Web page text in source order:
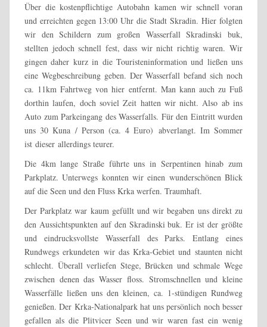
Über die kostenpflichtige Autobahn kamen wir schnell voran
und erreichten gegen 13:00 Uhr die Stadt Skradin. Hier folgten
wir den Schildern zum großen Wasserfall Skradinski buk,
stellten jedoch schnell fest, dass wir nicht richtig waren. Wir
gingen daher kurz in die Touristeninformation und ließen uns
eine Wegbeschreibung geben. Der Wasserfall befand sich noch
ca. 11km Fahrtweg von hier entfernt. Man kann auch zu Fuß
dorthin laufen, doch soviel Zeit hatten wir nicht. Also ab ins
Auto zum Parkeingang des Wasserfalls. Für den Eintritt wurden
uns 30 Kuna / Person (ca. 4 Euro) abverlangt. Im Sommer
ist dieser allerdings teurer.
Die 4km lange Straße führte uns in Serpentinen hinab zum
Parkplatz. Unterwegs konnten wir einen wunderschönen Blick
auf die Seen und den Fluss Krka werfen. Traumhaft.
Der Parkplatz war kaum gefüllt und wir begaben uns direkt zu
den Aussichtspunkten auf den Skradinski buk. Er ist der größte
und eindrucksvollste Wasserfall des Parks. Entlang eines
Rundwegs erkundeten wir das Krka-Gebiet und staunten nicht
schlecht. Überall verliefen Stege, Brücken und schmale Wege
zwischen denen das Wasser floss. Stromschnellen und kleine
Wasserfälle ließen uns den kleinen, ca. 1-stündigen Rundweg
genießen. Der Krka-Nationalpark hat uns persönlich noch besser
gefallen als die Plitvicer Seen und wir waren fast ein wenig